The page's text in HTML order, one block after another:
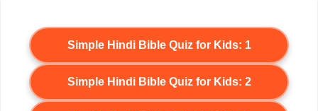
Simple Hindi Bible Quiz for Kids: 1
Simple Hindi Bible Quiz for Kids: 2